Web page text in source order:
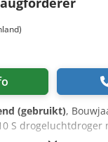
(gebruikt),
S